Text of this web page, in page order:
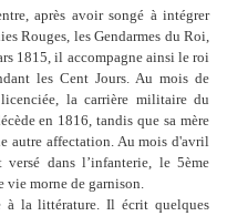
après avoir songé à intégrer
Rouges, les Gendarmes du Roi,
1815, il accompagne ainsi le roi
les Cent Jours. Au mois de
la carrière militaire du
en 1816, tandis que sa mère
autre affectation. Au mois d'avril
dans l’infanterie, le 5ème
vie morne de garnison.
à la littérature. Il écrit quelques